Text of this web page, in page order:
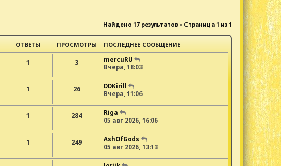
Найдено 17 результатов • Страница 1 из 1
ОТВЕТЫ ПРОСМОТРЫ ПОСЛЕДНЕЕ СООБЩЕНИЕ
1 3
mercuRU
Вчера, 18:03
1 26
DDKirill
Вчера, 11:06
1 284
Riga
05 авг 2026, 16:06
1 249
AshOfGods
05 авг 2026, 13:13